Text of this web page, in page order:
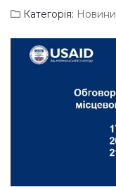
Категорія: Новини